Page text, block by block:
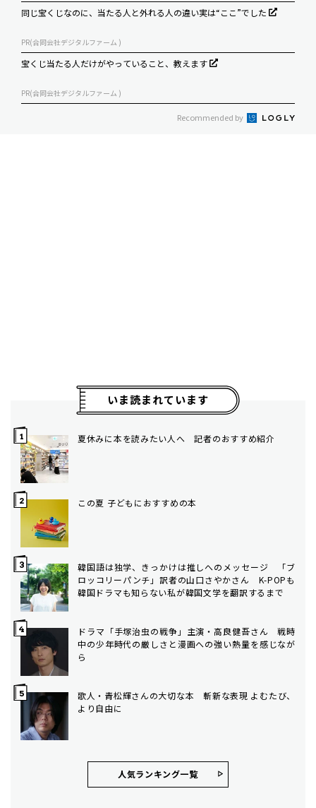
同じ宝くじなのに、当たる人と外れる人の違い実は“ここ”でした
PR(合同会社デジタルファーム )
宝くじ当たる人だけがやっていること、教えます
PR(合同会社デジタルファーム )
Recommended by
いま読まれています
夏休みに本を読みたい人へ 記者のおすすめ紹介
この夏 子どもにおすすめの本
韓国語は独学、きっかけは推しへのメッセージ 「ブ
ロッコリーパンチ」訳者の山口さやかさん K-POPも
韓国ドラマも知らない私が韓国文学を翻訳するまで
ドラマ「手塚治虫の戦争」主演・高良健吾さん 戦時
中の少年時代の厳しさと漫画への強い熱量を感じなが
ら
歌人・青松輝さんの大切な本 斬新な表現 よむたび、
より自由に
人気ランキング⼀覧